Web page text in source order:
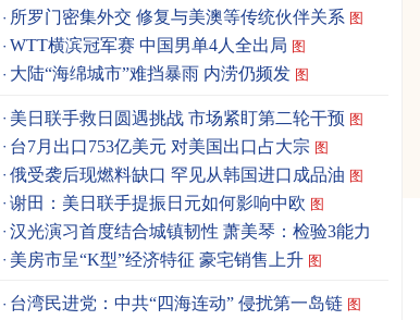
所罗门密集外交 修复与美澳等传统伙伴关系 图
WTT横滨冠军赛 中国男单4人全出局 图
大陆“海绵城市”难挡暴雨 内涝仍频发 图
美日联手救日圆遇挑战 市场紧盯第二轮干预 图
台7月出口753亿美元 对美国出口占大宗 图
俄受袭后现燃料缺口 罕见从韩国进口成品油 图
谢田：美日联手提振日元如何影响中欧 图
汉光演习首度结合城镇韧性 萧美琴：检验3能力
图
美房市呈“K型”经济特征 豪宅销售上升 图
台湾民进党：中共“四海连动” 侵扰第一岛链 图